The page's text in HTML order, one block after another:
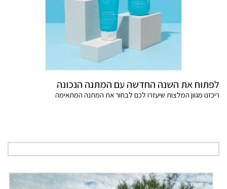
לפתוח את השנה החדשה עם המתנה הנכונה
ריכזנו מגוון המלצות שיעזרו לכם לבחור את המתנה המתאימה